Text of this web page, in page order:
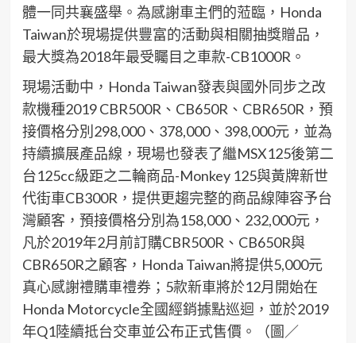
體一同共襄盛舉。為感謝車主們的蒞臨，Honda
Taiwan於現場提供豐富的活動與相關抽獎贈品，
最大獎為2018年最受矚目之車款-CB1000R。
現場活動中，Honda Taiwan發表與國外同步之改
款機種2019 CBR500R、CB650R、CBR650R，預
接價格分別298,000、378,000、398,000元，並為
持續擴展產品線，現場也發表了繼MSX125後第二
台125cc級距之二輪商品-Monkey 125與黃牌新世
代街車CB300R，提供更趨完整的商品線陣容予台
灣顧客，預接價格分別為158,000、232,000元，
凡於2019年2月前訂購CBR500R、CB650R與
CBR650R之顧客，Honda Taiwan將提供5,000元
真心感謝禮購車禮券；5款新車將於12月開始在
Honda Motorcycle全國經銷據點巡迴，並於2019
年Q1陸續抵台交車並公布正式售價。（圖／